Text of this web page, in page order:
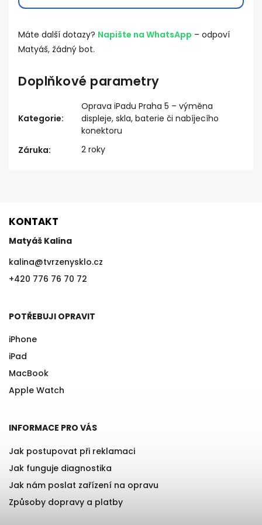
Máte další dotazy? Napište na WhatsApp – odpoví
Matyáš, žádný bot.
Doplňkové parametry
Kategorie:
Oprava iPadu Praha 5 – výměna
displeje, skla, baterie či nabíjecího
konektoru
Záruka: 2 roky
KONTAKT
Matyáš Kalina
kalina@tvrzenysklo.cz
+420 776 76 70 72
POTŘEBUJI OPRAVIT
iPhone
iPad
MacBook
Apple Watch
INFORMACE PRO VÁS
Jak postupovat při reklamaci
Jak funguje diagnostika
Jak nám poslat zařízení na opravu
Způsoby dopravy a platby